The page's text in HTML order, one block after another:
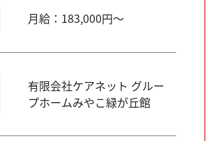
月給：183,000円～
有限会社ケアネット グルー
プホームみやこ緑が丘館